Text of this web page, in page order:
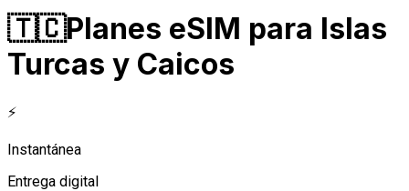
🇹🇨Planes eSIM para Islas
Turcas y Caicos
⚡
Instantánea
Entrega digital